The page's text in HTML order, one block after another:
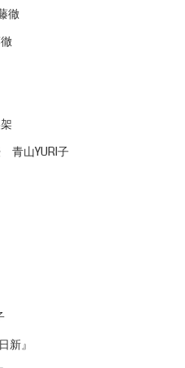
徹
青山YURI子
新』